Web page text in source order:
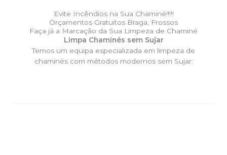
Evite Incêndios na Sua Chaminé!!!!!
Orçamentos Gratuitos Braga, Frossos
Faça já a Marcação da Sua Limpeza de Chaminé
Limpa Chaminés sem Sujar
Temos um equipa especializada em limpeza de
chaminés com métodos modernos sem Sujar;